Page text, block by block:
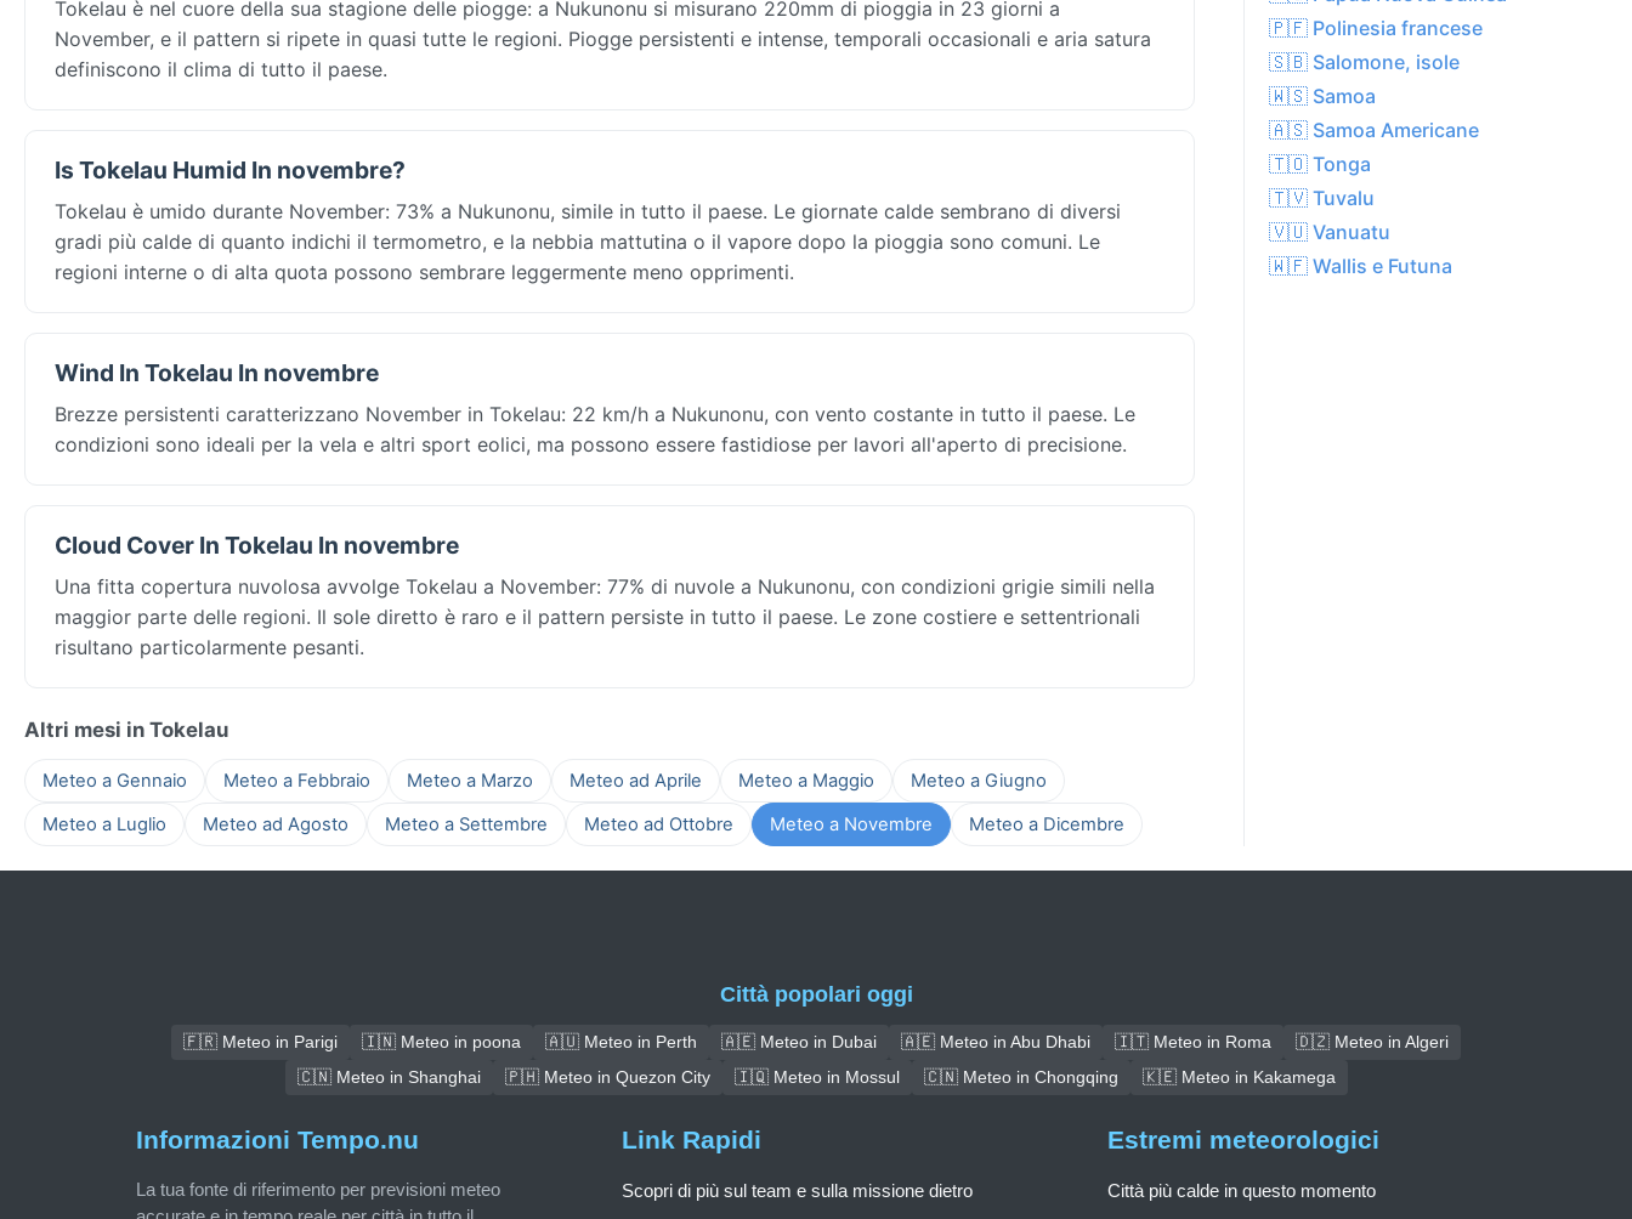
Tokelau è nel cuore della sua stagione delle piogge: a Nukunonu si misurano 220mm di pioggia in 23 giorni a
November, e il pattern si ripete in quasi tutte le regioni. Piogge persistenti e intense, temporali occasionali e aria satura
definiscono il clima di tutto il paese.
Is Tokelau Humid In novembre?
Tokelau è umido durante November: 73% a Nukunonu, simile in tutto il paese. Le giornate calde sembrano di diversi
gradi più calde di quanto indichi il termometro, e la nebbia mattutina o il vapore dopo la pioggia sono comuni. Le
regioni interne o di alta quota possono sembrare leggermente meno opprimenti.
Wind In Tokelau In novembre
Brezze persistenti caratterizzano November in Tokelau: 22 km/h a Nukunonu, con vento costante in tutto il paese. Le
condizioni sono ideali per la vela e altri sport eolici, ma possono essere fastidiose per lavori all'aperto di precisione.
Cloud Cover In Tokelau In novembre
Una fitta copertura nuvolosa avvolge Tokelau a November: 77% di nuvole a Nukunonu, con condizioni grigie simili nella
maggior parte delle regioni. Il sole diretto è raro e il pattern persiste in tutto il paese. Le zone costiere e settentrionali
risultano particolarmente pesanti.
Altri mesi in Tokelau
Meteo a Gennaio Meteo a Febbraio Meteo a Marzo Meteo ad Aprile Meteo a Maggio
Meteo a Giugno
Meteo a Luglio
Meteo ad Agosto Meteo a Settembre Meteo ad Ottobre Meteo a Novembre Meteo a Dicembre
🇵🇫 Polinesia francese
🇸🇧 Salomone, isole
🇼🇸 Samoa
🇦🇸 Samoa Americane
🇹🇴 Tonga
🇹🇻 Tuvalu
🇻🇺 Vanuatu
🇼🇫 Wallis e Futuna
Città popolari oggi
🇫🇷 Meteo in Parigi 🇮🇳 Meteo in poona 🇦🇺 Meteo in Perth 🇦🇪 Meteo in Dubai 🇦🇪 Meteo in Abu Dhabi 🇮🇹 Meteo in Roma
🇩🇿 Meteo in Algeri
🇨🇳 Meteo in Shanghai
🇵🇭 Meteo in Quezon City 🇮🇶 Meteo in Mossul 🇨🇳 Meteo in Chongqing 🇰🇪 Meteo in Kakamega
Informazioni Tempo.nu
La tua fonte di riferimento per previsioni meteo
Link Rapidi
Scopri di più sul team e sulla missione dietro
Estremi meteorologici
Città più calde in questo momento